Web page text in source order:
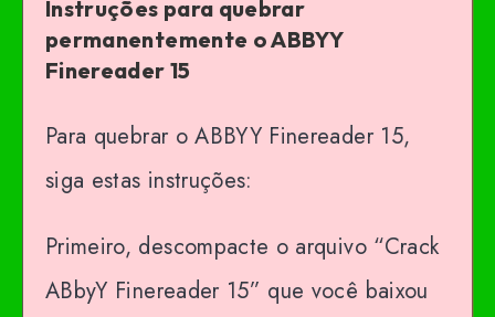
Instruções para quebrar
permanentemente o ABBYY
Finereader 15
Para quebrar o ABBYY Finereader 15,
siga estas instruções:
Primeiro, descompacte o arquivo “Crack
ABbyY Finereader 15” que você baixou